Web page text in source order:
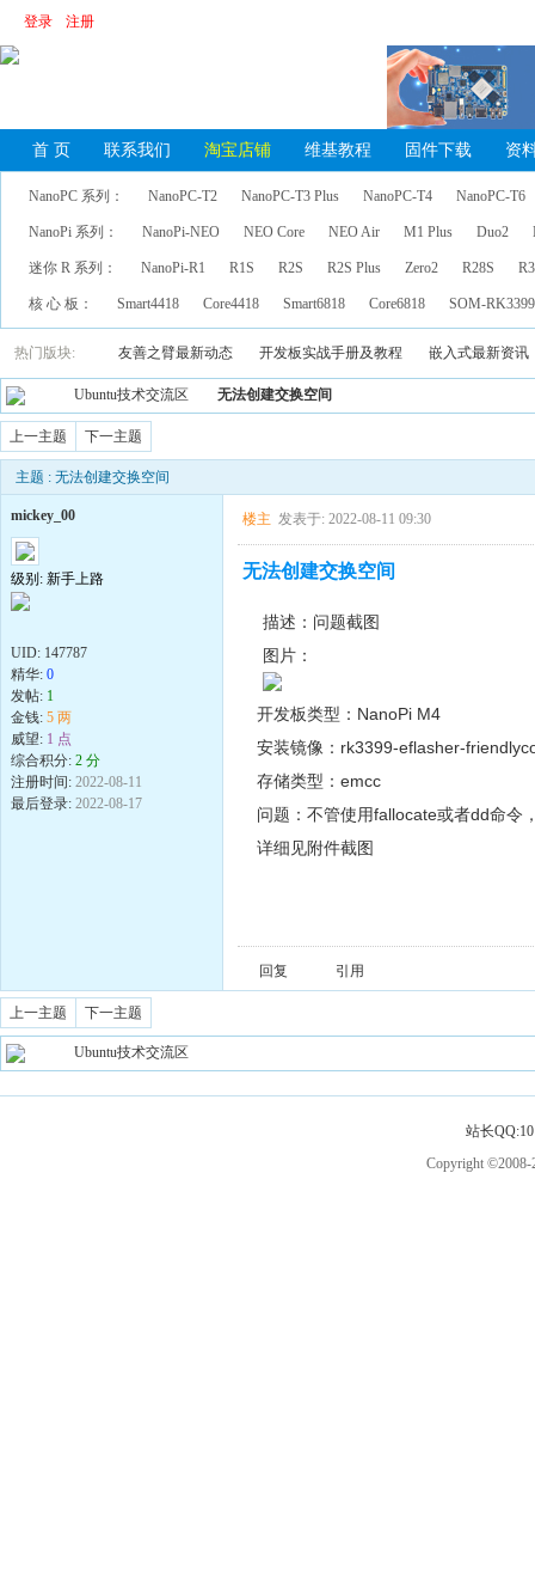
登录 注册
首 页 联系我们 淘宝店铺 维基教程 固件下载 资
NanoPC 系列： NanoPC-T2 NanoPC-T3 Plus NanoPC-T4 NanoPC-T6
NanoPi 系列： NanoPi-NEO NEO Core NEO Air M1 Plus Duo2
迷你 R 系列： NanoPi-R1 R1S R2S R2S Plus Zero2 R28S
核 心 板： Smart4418 Core4418 Smart6818 Core6818 SOM-
热门版块: 友善之臂最新动态 开发板实战手册及教程 嵌入式最新资讯
Ubuntu技术交流区 无法创建交换空间
上一主题 下一主题
主题 : 无法创建交换空间
mickey_00
级别: 新手上路
UID: 147787
精华: 0
发帖: 1
金钱: 5 两
威望: 1 点
综合积分: 2 分
注册时间: 2022-08-11
最后登录: 2022-08-17
楼主 发表于: 2022-08-11 09:30
无法创建交换空间
描述：问题截图
图片：
开发板类型：NanoPi M4
安装镜像：rk3399-eflasher-
存储类型：emcc
问题：不管使用fallocate或者dd命令
详细见附件截图
回复 引用
上一主题 下一主题
Ubuntu技术交流区
站长
Copyright